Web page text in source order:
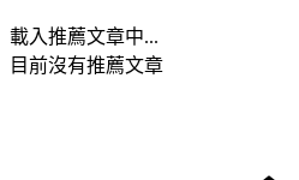
載入推薦文章中...
目前沒有推薦文章